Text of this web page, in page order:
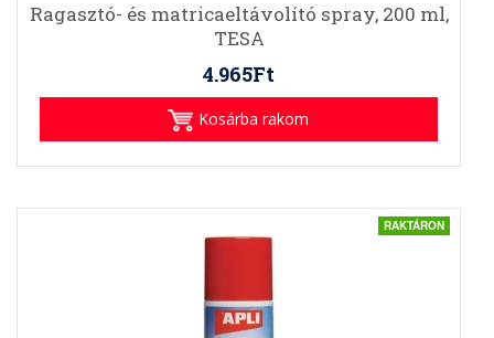
Ragasztó- és matricaeltávolító spray, 200 ml,
TESA
4.965Ft
Kosárba rakom
RAKTÁRON